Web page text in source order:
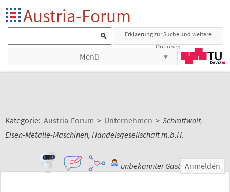
Austria-Forum
Erklaerung zur Suche und weitere
Optionen
Menü
Kategorie: Austria-Forum > Unternehmen > Schrottwolf,
Eisen-Metalle-Maschinen, Handelsgesellschaft m.b.H.
unbekannter Gast Anmelden